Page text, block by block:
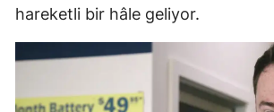
hareketli bir hâle geliyor.